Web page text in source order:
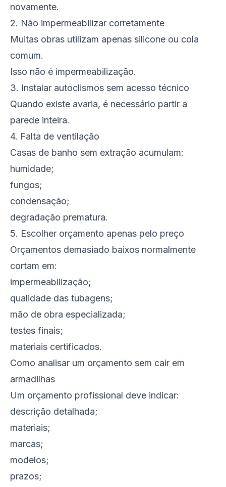
novamente.
2. Não impermeabilizar corretamente
Muitas obras utilizam apenas silicone ou cola
comum.
Isso não é impermeabilização.
3. Instalar autoclismos sem acesso técnico
Quando existe avaria, é necessário partir a
parede inteira.
4. Falta de ventilação
Casas de banho sem extração acumulam:
humidade;
fungos;
condensação;
degradação prematura.
5. Escolher orçamento apenas pelo preço
Orçamentos demasiado baixos normalmente
cortam em:
impermeabilização;
qualidade das tubagens;
mão de obra especializada;
testes finais;
materiais certificados.
Como analisar um orçamento sem cair em
armadilhas
Um orçamento profissional deve indicar:
descrição detalhada;
materiais;
marcas;
modelos;
prazos;